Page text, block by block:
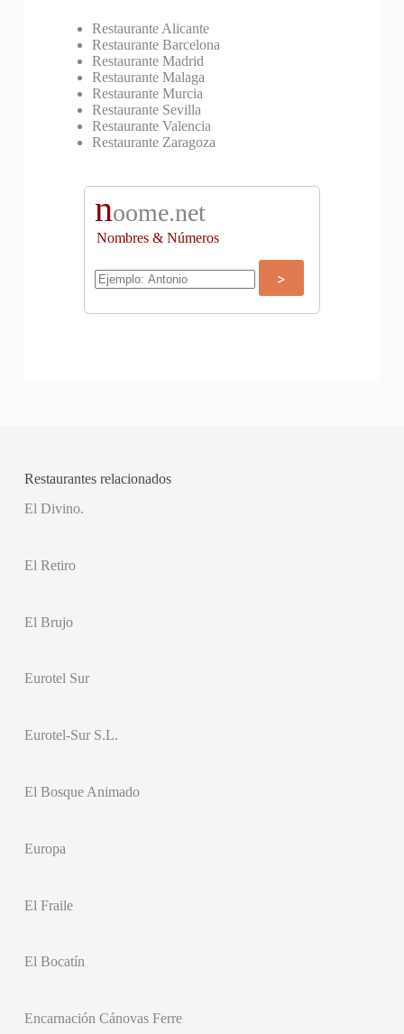
Restaurante Alicante
Restaurante Barcelona
Restaurante Madrid
Restaurante Malaga
Restaurante Murcia
Restaurante Sevilla
Restaurante Valencia
Restaurante Zaragoza
noome.net
Nombres & Números
Restaurantes relacionados
El Divino.
El Retiro
El Brujo
Eurotel Sur
Eurotel-Sur S.L.
El Bosque Animado
Europa
El Fraile
El Bocatín
Encarnación Cánovas Ferre